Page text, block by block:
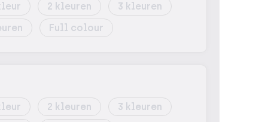
2
3
Full colour
2
3